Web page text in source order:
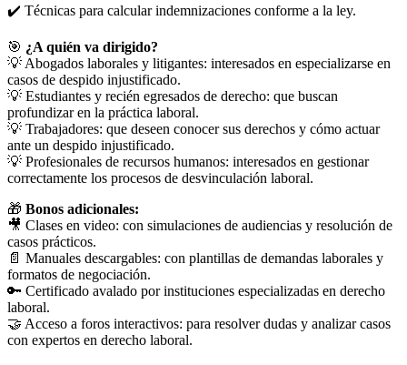
✔️ Técnicas para calcular indemnizaciones conforme a la ley.
🎯 ¿A quién va dirigido?
💡 Abogados laborales y litigantes: interesados en especializarse en
casos de despido injustificado.
💡 Estudiantes y recién egresados de derecho: que buscan
profundizar en la práctica laboral.
💡 Trabajadores: que deseen conocer sus derechos y cómo actuar
ante un despido injustificado.
💡 Profesionales de recursos humanos: interesados en gestionar
correctamente los procesos de desvinculación laboral.
🎁 Bonos adicionales:
🎥 Clases en video: con simulaciones de audiencias y resolución de
casos prácticos.
📄 Manuales descargables: con plantillas de demandas laborales y
formatos de negociación.
🔑 Certificado avalado por instituciones especializadas en derecho
laboral.
🤝 Acceso a foros interactivos: para resolver dudas y analizar casos
con expertos en derecho laboral.